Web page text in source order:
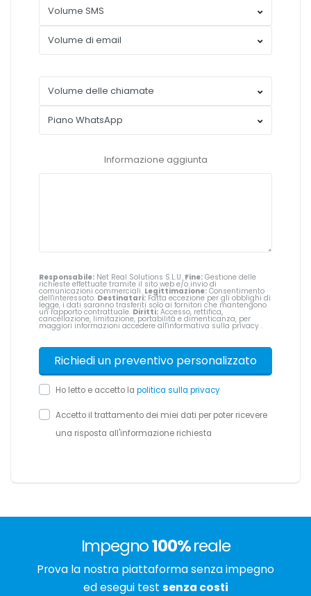
Informazione aggiunta
Responsabile: Net Real Solutions S.L.U. Fine: Gestione delle
richieste effettuate tramite il sito web e/o invio di
comunicazioni commerciali. Legittimazione: Consentimento
dell'interessato. Destinatari: Fatta eccezione per gli obblighi di
legge, i dati saranno trasferiti solo ai fornitori che mantengono
un rapporto contrattuale. Diritti: Accesso, rettifica,
cancellazione, limitazione, portabilità e dimenticanza, per
maggiori informazioni accedere all'informativa sulla privacy .
Ho letto e accetto la politica sulla privacy
Accetto il trattamento dei miei dati per poter ricevere
una risposta all'informazione richiesta
Impegno100%reale
Prova la nostra piattaforma senza impegno
ed esegui test senza costi